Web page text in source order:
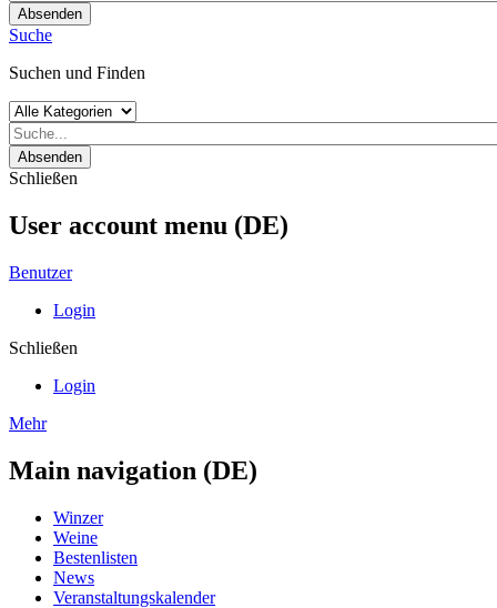
Absenden
Suche
Suchen und Finden
Absenden
Schließen
User account menu (DE)
Benutzer
Login
Schließen
Login
Mehr
Main navigation (DE)
Winzer
Weine
Bestenlisten
News
Veranstaltungskalender